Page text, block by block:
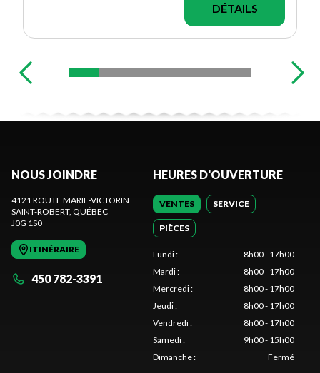
DÉTAILS
NOUS JOINDRE
4121 ROUTE MARIE-VICTORIN
SAINT-ROBERT, QUÉBEC
J0G 1S0
ITINÉRAIRE
450 782-3391
HEURES D'OUVERTURE
VENTES SERVICE
PIÈCES
Lundi:
8h00 - 17h00
Mardi:
8h00 - 17h00
Mercredi:
8h00 - 17h00
Jeudi:
8h00 - 17h00
Vendredi:
8h00 - 17h00
Samedi:
9h00 - 15h00
Dimanche: Fermé